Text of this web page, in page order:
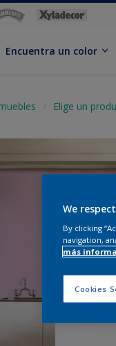
Encuentra un color
Elige un
We
By clicking
navigation,
más
Cookies